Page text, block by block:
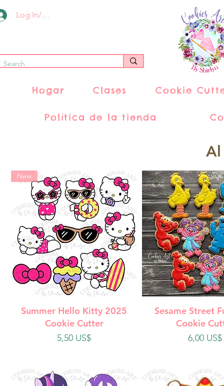
Log In/Register
Hogar Clases Cookie
Política de la tienda
Al
Vista rápida
New
Summer Hello Kitty 2025
Cookie Cutter
Precio
5,50 US$
Vista
Sesame Street
Cookie
Precio
6,00 US$